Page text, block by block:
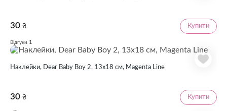
30 ₴ Купити
Відгуки 1
Наклейки, Dear Baby Boy 2, 13х18 см, Magenta Line
30 ₴ Купити